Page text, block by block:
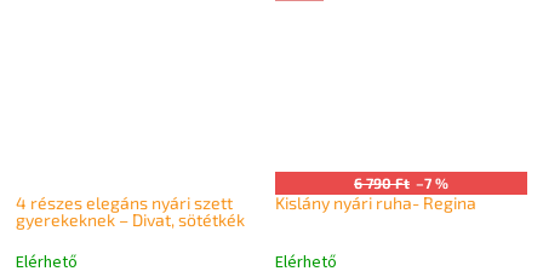
4 részes elegáns nyári szett
gyerekeknek – Divat, sötétkék
Elérhető
6 790 Ft –7 %
Kislány nyári ruha- Regina
Elérhető